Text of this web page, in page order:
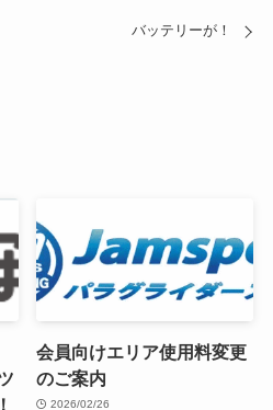
バッテリーが！
会員向けエリア使用料変更
のご案内
2026/02/26